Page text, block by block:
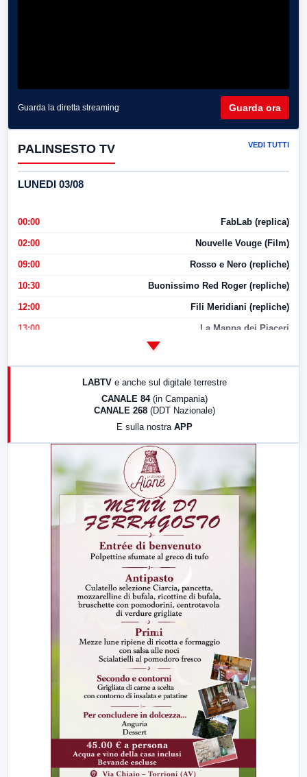
Guarda la diretta streaming Guarda ora
PALINSESTO TV VEDI TUTTI
LUNEDI 03/08
00:00 FabLab (replica)
02:00 Nouvelle Vouge (Film)
09:00 Rosso e Nero (repliche)
10:30 Buonissimo Red Roger (repliche)
12:00 Fili Meridiani (repliche)
13:00 La Mappa dei Piaceri
LABTV e anche sul digitale terrestre
CANALE 84 (in Campania)
CANALE 268 (DDT Nazionale)
E sulla nostra APP